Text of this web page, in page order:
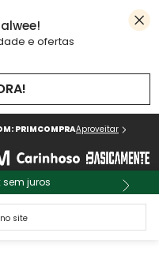
e ofertas
PRIMCOMPRAAproveitar
sem juros